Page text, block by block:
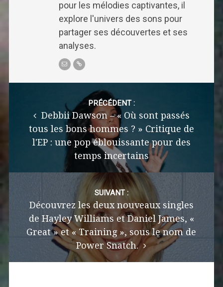
pour les mélodies captivantes, il
explore l'univers des sons pour
partager ses découvertes et ses
analyses.
PRÉCÉDENT :
Debbii Dawson – « Où sont passés
tous les bons hommes ? » Critique de
l'EP : une pop éblouissante pour des
temps incertains
SUIVANT :
Découvrez les deux nouveaux singles
de Hayley Williams et Daniel James, «
Great » et « Training », sous le nom de
Power Snatch.